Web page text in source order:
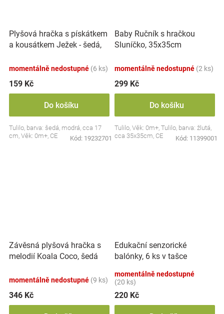
Plyšová hračka s pískátkem
a kousátkem Ježek - šedá,
momentálně nedostupné (6 ks)
159 Kč
Do košíku
Tulilo, barva: šedá, modrá, cca 17
cm, Věk: 0m+, CE
Kód: 19232701
Baby Ručník s hračkou
Sluníčko, 35x35cm
momentálně nedostupné (2 ks)
299 Kč
Do košíku
Tulilo, Věk: 0m+, Tulilo, barva: žlutá,
cca 35x35cm, CE
Kód: 11399001
Závěsná plyšová hračka s
melodií Koala Coco, šedá
momentálně nedostupné (9 ks)
346 Kč
Edukační senzorické
balónky, 6 ks v tašce
momentálně nedostupné
(20 ks)
220 Kč